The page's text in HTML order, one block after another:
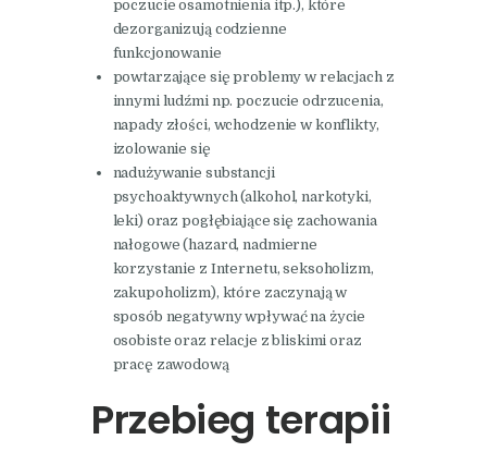
poczucie osamotnienia itp.), które
dezorganizują codzienne
funkcjonowanie
powtarzające się problemy w relacjach z
innymi ludźmi np. poczucie odrzucenia,
napady złości, wchodzenie w konflikty,
izolowanie się
nadużywanie substancji
psychoaktywnych (alkohol, narkotyki,
leki) oraz pogłębiające się zachowania
nałogowe (hazard, nadmierne
korzystanie z Internetu, seksoholizm,
zakupoholizm), które zaczynają w
sposób negatywny wpływać na życie
osobiste oraz relacje z bliskimi oraz
pracę zawodową
Przebieg terapii